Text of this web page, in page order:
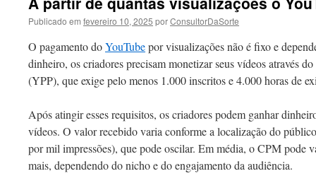
Publicado em fevereiro 10, 2025 porConsultorDaSorte
O pagamento doYouTubepor visualizações não é fixo e
dinheiro, os criadores precisam monetizar seus vídeos através
(YPP), que exige pelo menos 1.000 inscritos e 4.000 horas de
Após atingir esses requisitos, os criadores podem ganhar
vídeos. O valor recebido varia conforme a localização do
por mil impressões), que pode oscilar. Em média, o CPM pode
mais, dependendo do nicho e do engajamento da audiência.